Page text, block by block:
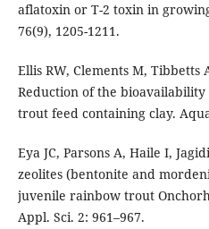
aflatoxin or T-2 toxin in
76(9), 1205-1211.
Ellis RW, Clements M, Tibbetts
Reduction of the
trout feed containing clay.
Eya JC, Parsons A, Haile I,
zeolites (bentonite and
juvenile rainbow trout
Appl. Sci. 2: 961–967.